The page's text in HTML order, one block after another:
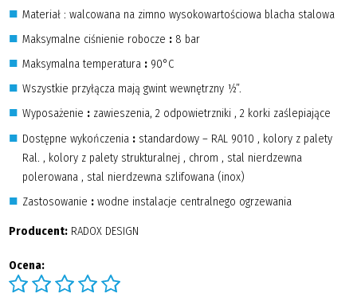
Materiał : walcowana na zimno wysokowartościowa blacha stalowa
Maksymalne ciśnienie robocze : 8 bar
Maksymalna temperatura : 90°C
Wszystkie przyłącza mają gwint wewnętrzny ½”.
Wyposażenie : zawieszenia, 2 odpowietrzniki , 2 korki zaślepiające
Dostępne wykończenia : standardowy – RAL 9010 , kolory z palety
Ral. , kolory z palety strukturalnej , chrom , stal nierdzewna
polerowana , stal nierdzewna szlifowana (inox)
Zastosowanie : wodne instalacje centralnego ogrzewania
Producent:RADOX DESIGN
Ocena: